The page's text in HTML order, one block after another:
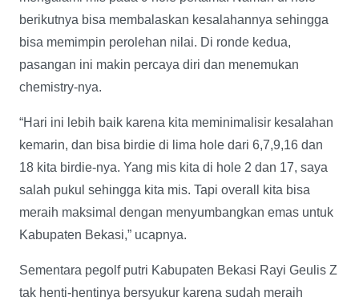
berikutnya bisa membalaskan kesalahannya sehingga
bisa memimpin perolehan nilai. Di ronde kedua,
pasangan ini makin percaya diri dan menemukan
chemistry-nya.
“Hari ini lebih baik karena kita meminimalisir kesalahan
kemarin, dan bisa birdie di lima hole dari 6,7,9,16 dan
18 kita birdie-nya. Yang mis kita di hole 2 dan 17, saya
salah pukul sehingga kita mis. Tapi overall kita bisa
meraih maksimal dengan menyumbangkan emas untuk
Kabupaten Bekasi,” ucapnya.
Sementara pegolf putri Kabupaten Bekasi Rayi Geulis Z
tak henti-hentinya bersyukur karena sudah meraih